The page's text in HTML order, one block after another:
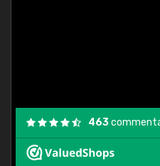
463